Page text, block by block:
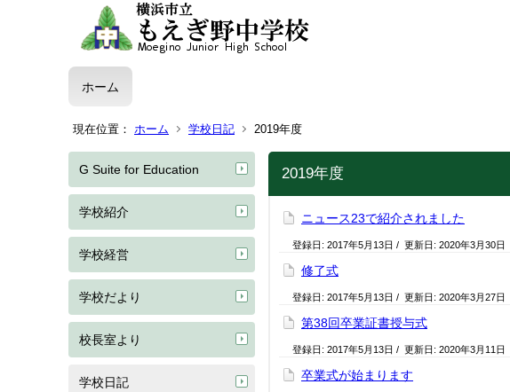
ホーム
現在位置： ホーム 学校日記 2019年度
G Suite for Education
学校紹介
学校経営
学校だより
校長室より
学校日記
2019年度
ニュース23で紹介されました
登録日: 2017年5月13日 / 更新日: 2020年3月30日
修了式
登録日: 2017年5月13日 / 更新日: 2020年3月27日
第38回卒業証書授与式
登録日: 2017年5月13日 / 更新日: 2020年3月11日
卒業式が始まります